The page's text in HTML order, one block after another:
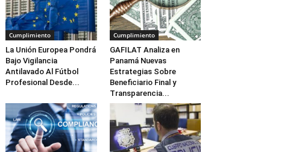
Cumplimiento
La Unión Europea Pondrá
Bajo Vigilancia
Antilavado Al Fútbol
Profesional Desde...
Cumplimiento
GAFILAT Analiza en
Panamá Nuevas
Estrategias Sobre
Beneficiario Final y
Transparencia...